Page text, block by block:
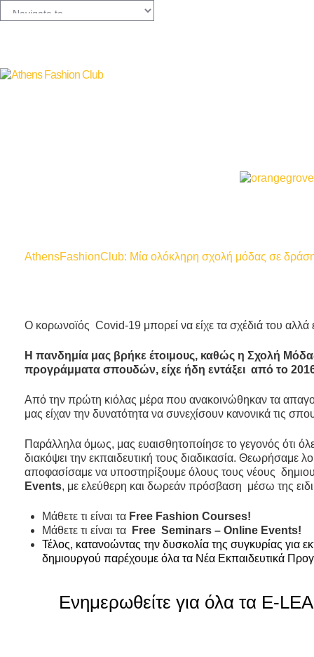
AthensFashionClub: Mία ολόκληρη σχολή μόδας σε
Ο κορωνοϊός Covid-19 μπορεί να είχε τα σχέδιά του αλλά
Η πανδημία μας βρήκε έτοιμους, καθώς η Σχολή
προγράμματα σπουδών, είχε ήδη εντάξει από το
Από την πρώτη κιόλας μέρα που ανακοινώθηκαν τα
μας είχαν την δυνατότητα να συνεχίσουν κανονικά τις
Παράλληλα όμως, μας ευαισθητοποίησε το γεγονός ότι
διακόψει την εκπαιδευτική τους διαδικασία. Θεωρήσαμε
αποφασίσαμε να υποστηρίξουμε όλους τους νέους
Events, με ελεύθερη και δωρεάν πρόσβαση μέσω της
Mάθετε τι είναι τα Free Fashion Courses!
Μάθετε τι είναι τα
Free Seminars – Online Events!
Τέλος, κατανοώντας την δυσκολία της συγκυρίας για
δημιουργού παρέχουμε όλα τα Νέα Εκπαιδευτικά
Ενημερωθείτε για όλα τα E-